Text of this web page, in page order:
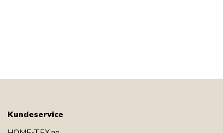
Kundeservice